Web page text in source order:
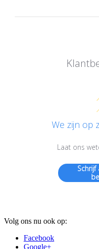
We zijn op
Laat ons
Volg ons nu ook op:
Facebook
Google+